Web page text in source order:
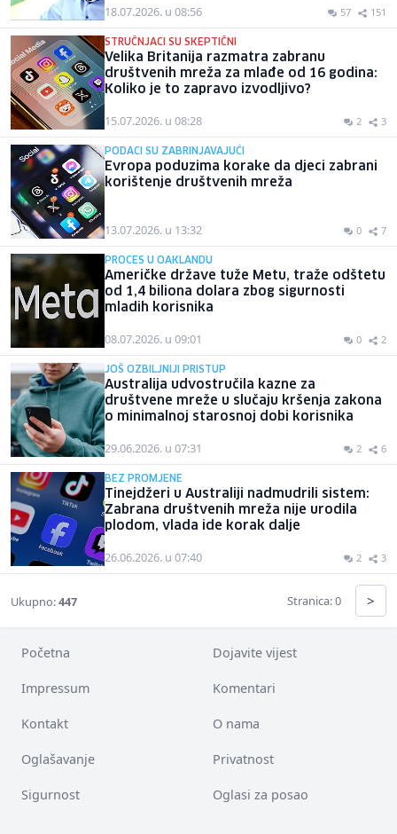
18.07.2026. u 08:56 57 151
STRUČNJACI SU SKEPTIČNI
Velika Britanija razmatra zabranu
društvenih mreža za mlađe od 16 godina:
Koliko je to zapravo izvodljivo?
15.07.2026. u 08:28 2 3
PODACI SU ZABRINJAVAJUĆI
Evropa poduzima korake da djeci zabrani
korištenje društvenih mreža
13.07.2026. u 13:32 0 7
PROCES U OAKLANDU
Američke države tuže Metu, traže odštetu
od 1,4 biliona dolara zbog sigurnosti
mladih korisnika
08.07.2026. u 09:01 0 2
JOŠ OZBILJNIJI PRISTUP
Australija udvostručila kazne za
društvene mreže u slučaju kršenja zakona
o minimalnoj starosnoj dobi korisnika
29.06.2026. u 07:31 2 6
BEZ PROMJENE
Tinejdžeri u Australiji nadmudrili sistem:
Zabrana društvenih mreža nije urodila
plodom, vlada ide korak dalje
26.06.2026. u 07:40 2 3
Ukupno:447 Stranica: 0 >
Početna Dojavite vijest
Impressum Komentari
Kontakt O nama
Oglašavanje Privatnost
Sigurnost Oglasi za posao